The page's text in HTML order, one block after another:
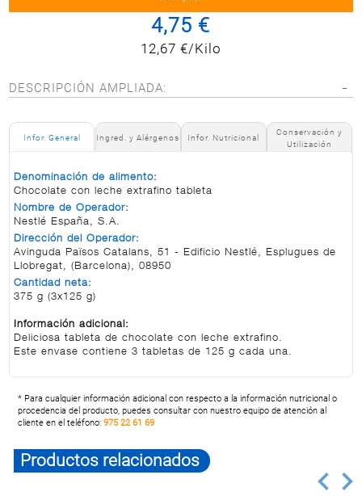
4,75 €
12,67 €/Kilo
DESCRIPCIÓN AMPLIADA:
Infor. General Ingred. y Alérgenos Infor. Nutricional
Conservación y
Utilización
Denominación de alimento:
Chocolate con leche extrafino tableta
Nombre de Operador:
Nestlé España, S.A.
Dirección del Operador:
Avinguda Països Catalans, 51 - Edificio Nestlé, Esplugues de
Llobregat, (Barcelona), 08950
Cantidad neta:
375 g (3x125 g)
Información adicional:
Deliciosa tableta de chocolate con leche extrafino.
Este envase contiene 3 tabletas de 125 g cada una.
* Para cualquier información adicional con respecto a la información nutricional o
procedencia del producto, puedes consultar con nuestro equipo de atención al
cliente en el teléfono:975 22 61 69
Productos relacionados